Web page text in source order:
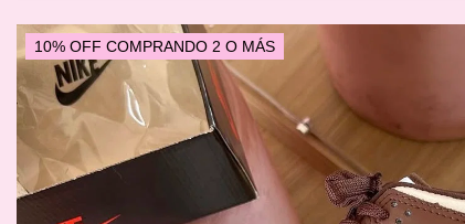
10% OFF COMPRANDO 2 O MÁS